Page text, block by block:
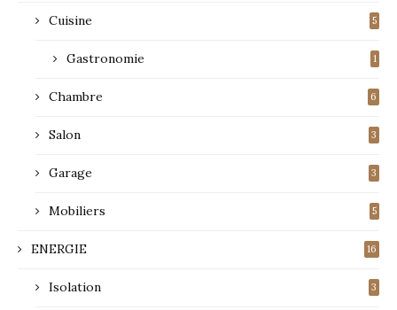
Cuisine 5
Gastronomie 1
Chambre 6
Salon 3
Garage 3
Mobiliers 5
ENERGIE 16
Isolation 3